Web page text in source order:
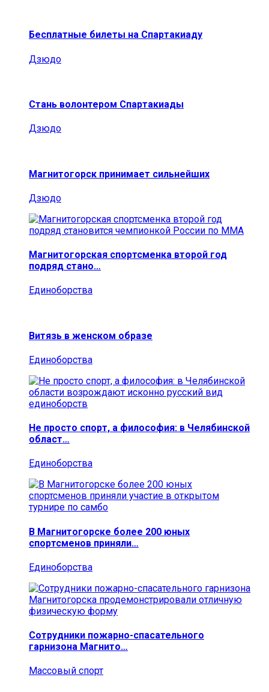
Бесплатные билеты на Спартакиаду
Дзюдо
Стань волонтером Спартакиады
Дзюдо
Магнитогорск принимает сильнейших
Дзюдо
Магнитогорская спортсменка второй год
подряд стано…
Единоборства
Витязь в женском образе
Единоборства
Не просто спорт, а философия: в Челябинской
област…
Единоборства
В Магнитогорске более 200 юных
спортсменов приняли…
Единоборства
Сотрудники пожарно-спасательного
гарнизона Магнито…
Массовый спорт